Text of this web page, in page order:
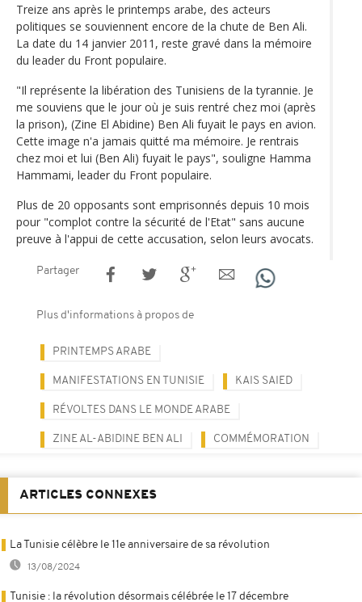
Treize ans après le printemps arabe, des acteurs
politiques se souviennent encore de la chute de Ben Ali.
La date du 14 janvier 2011, reste gravé dans la mémoire
du leader du Front populaire.
"Il représente la libération des Tunisiens de la tyrannie. Je
me souviens que le jour où je suis rentré chez moi (après
la prison), (Zine El Abidine) Ben Ali fuyait le pays en avion.
Cette image n'a jamais quitté ma mémoire. Je rentrais
chez moi et lui (Ben Ali) fuyait le pays", souligne Hamma
Hammami, leader du Front populaire.
Plus de 20 opposants sont emprisonnés depuis 10 mois
pour "complot contre la sécurité de l'Etat" sans aucune
preuve à l'appui de cette accusation, selon leurs avocats.
Partager
Plus d'informations à propos de
PRINTEMPS ARABE
MANIFESTATIONS EN TUNISIE KAIS SAIED
RÉVOLTES DANS LE MONDE ARABE
ZINE AL-ABIDINE BEN ALI COMMÉMORATION
ARTICLES CONNEXES
La Tunisie célèbre le 11e anniversaire de sa révolution
13/08/2024
Tunisie : la révolution désormais célébrée le 17 décembre